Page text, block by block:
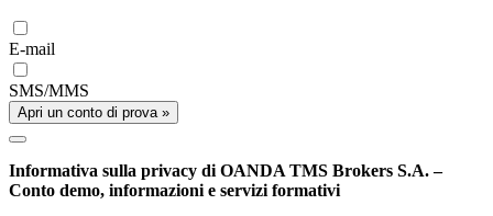
E-mail
SMS/MMS
Apri un conto di prova »
Informativa sulla privacy di OANDA TMS Brokers S.A. –
Conto demo, informazioni e servizi formativi